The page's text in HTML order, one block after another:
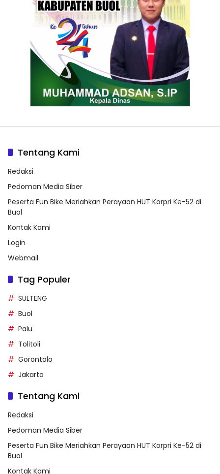
Tentang Kami
Redaksi
Pedoman Media Siber
Peserta Fun Bike Meriahkan Perayaan HUT Korpri Ke-52 di
Buol
Kontak Kami
Login
Webmail
Tag Populer
SULTENG
Buol
Palu
Tolitoli
Gorontalo
Jakarta
Tentang Kami
Redaksi
Pedoman Media Siber
Peserta Fun Bike Meriahkan Perayaan HUT Korpri Ke-52 di
Buol
Kontak Kami